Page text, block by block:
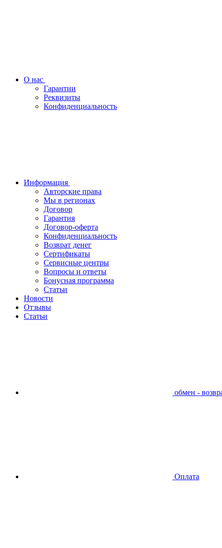
О нас
Гарантии
Реквизиты
Конфиденциальность
Информация
Авторские права
Мы в регионах
Договор
Гарантия
Договор-оферта
Конфиденциальность
Возврат денег
Сертификаты
Сервисные центры
Вопросы и ответы
Бонусная программа
Статьи
Новости
Отзывы
Статьи
обмен -
Оплата